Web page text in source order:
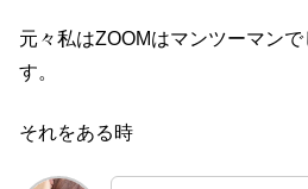
元々私はZOOMはマンツーマン
す。
それをある時